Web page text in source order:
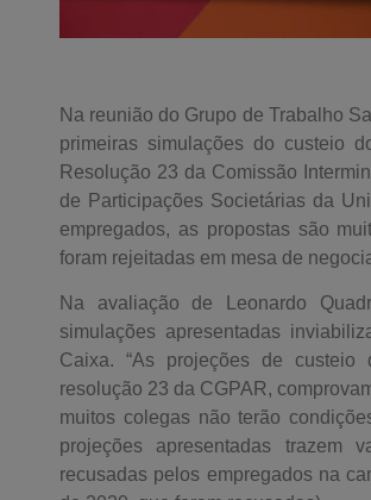
Na reunião do Grupo de Trabalho
primeiras simulações do custeio
Resolução 23 da Comissão
de Participações Societárias da
empregados, as propostas são
foram rejeitadas em mesa de
Na avaliação de Leonardo
simulações apresentadas
Caixa. “As projeções de
resolução 23 da CGPAR,
muitos colegas não terão
projeções apresentadas trazem
recusadas pelos empregados na